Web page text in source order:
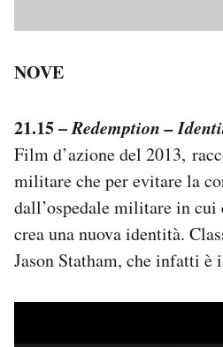
NOVE
21.15 –Redemption –
Film d’azione del 2013,
militare che per evitare la
dall’ospedale militare in cui
crea una nuova identità.
Jason Statham, che infatti è